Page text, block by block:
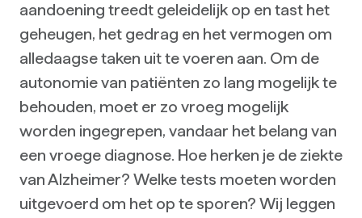
aandoening treedt geleidelijk op en tast het
geheugen, het gedrag en het vermogen om
alledaagse taken uit te voeren aan. Om de
autonomie van patiënten zo lang mogelijk te
behouden, moet er zo vroeg mogelijk
worden ingegrepen, vandaar het belang van
een vroege diagnose. Hoe herken je de ziekte
van Alzheimer? Welke tests moeten worden
uitgevoerd om het op te sporen? Wij leggen